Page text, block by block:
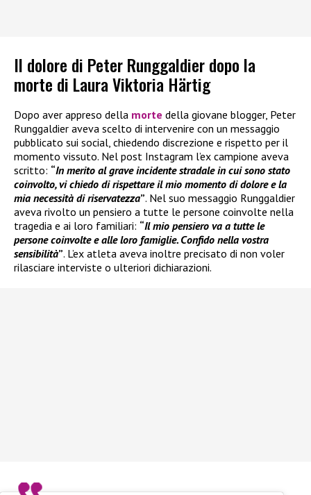
Il dolore di Peter Runggaldier dopo la
morte di Laura Viktoria Härtig
Dopo aver appreso della morte della giovane blogger, Peter
Runggaldier aveva scelto di intervenire con un messaggio
pubblicato sui social, chiedendo discrezione e rispetto per il
momento vissuto. Nel post Instagram l’ex campione aveva
scritto: “In merito al grave incidente stradale in cui sono stato
coinvolto, vi chiedo di rispettare il mio momento di dolore e la
mia necessità di riservatezza”. Nel suo messaggio Runggaldier
aveva rivolto un pensiero a tutte le persone coinvolte nella
tragedia e ai loro familiari: “Il mio pensiero va a tutte le
persone coinvolte e alle loro famiglie. Confido nella vostra
sensibilità”. L’ex atleta aveva inoltre precisato di non voler
rilasciare interviste o ulteriori dichiarazioni.